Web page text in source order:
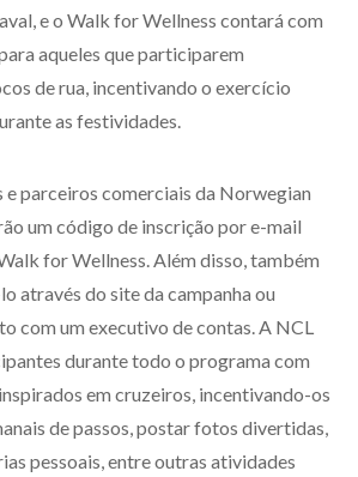
e o Walk for Wellness contará com
aqueles que participarem
de rua, incentivando o exercício
as festividades.
e parceiros comerciais da Norwegian
um código de inscrição por e-mail
for Wellness. Além disso, também
através do site da campanha ou
com um executivo de contas. A NCL
durante todo o programa com
em cruzeiros, incentivando-os
de passos, postar fotos divertidas,
pessoais, entre outras atividades